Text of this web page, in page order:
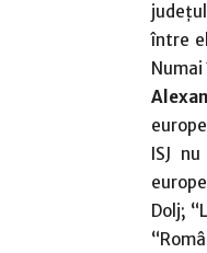
între
ISJ
Dolj;